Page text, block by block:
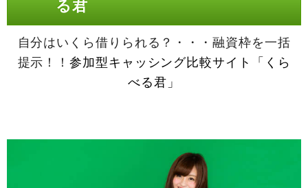
る君
自分はいくら借りられる？・・・融資枠を一括
提示！！参加型キャッシング比較サイト「くら
べる君」